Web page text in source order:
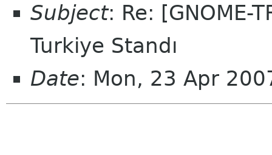
Subject: Re: [GNOME-
Turkiye Standı
Date: Mon, 23 Apr